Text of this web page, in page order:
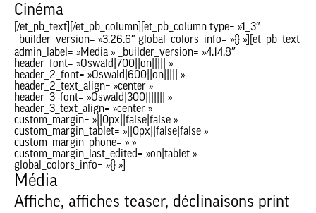
Cinéma
[/et_pb_text][/et_pb_column][et_pb_column type= »1_3″
_builder_version= »3.26.6″ global_colors_info= »{} »][et_pb_text
admin_label= »Media » _builder_version= »4.14.8″
header_font= »Oswald|700||on||||| »
header_2_font= »Oswald|600||on||||| »
header_2_text_align= »center »
header_3_font= »Oswald|300||||||| »
header_3_text_align= »center »
custom_margin= »||0px||false|false »
custom_margin_tablet= »||0px||false|false »
custom_margin_phone= » »
custom_margin_last_edited= »on|tablet »
global_colors_info= »{} »]
Média
Affiche, affiches teaser, déclinaisons print